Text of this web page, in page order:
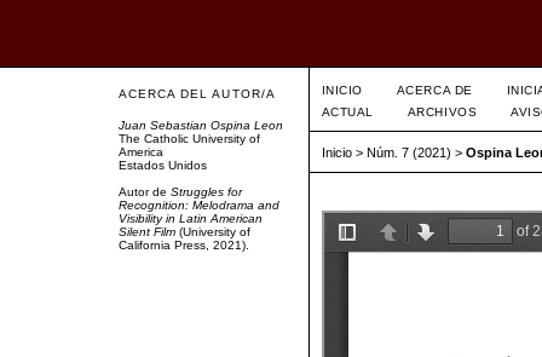
ACERCA DEL AUTOR/A
Juan Sebastian Ospina Leon
The Catholic University of
America
Estados Unidos
Autor de Struggles for
Recognition: Melodrama and
Visibility in Latin American
Silent Film (University of
California Press, 2021).
INICIO ACERCA DE
ACTUAL
ARCHIVOS
Inicio> Núm. 7 (2021) > Ospina